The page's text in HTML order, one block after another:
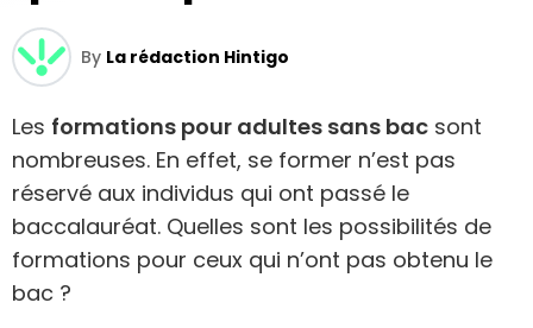
By La rédaction Hintigo
Les formations pour adultes sans bac sont
nombreuses. En effet, se former n’est pas
réservé aux individus qui ont passé le
baccalauréat. Quelles sont les possibilités de
formations pour ceux qui n’ont pas obtenu le
bac ?